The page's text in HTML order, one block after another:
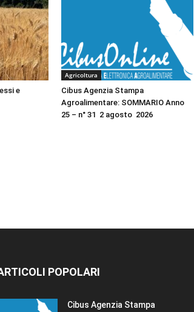
e
Agricoltura
Cibus Agenzia Stampa
Agroalimentare: SOMMARIO Anno
25 – n° 31 2 agosto 2026
POPOLARI
Cibus Agenzia Stampa